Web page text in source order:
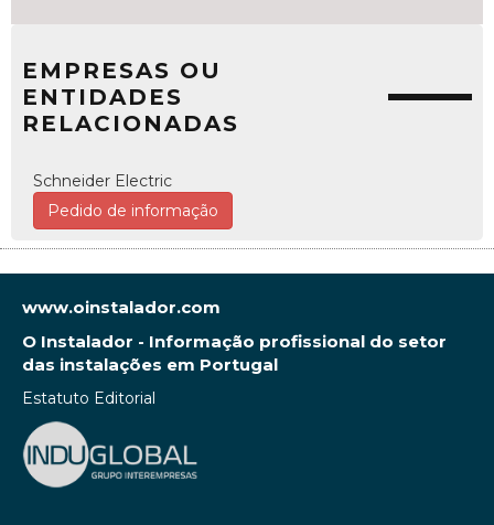
EMPRESAS OU
ENTIDADES
RELACIONADAS
Schneider Electric
Pedido de informação
www.oinstalador.com
O Instalador - Informação profissional do setor
das instalações em Portugal
Estatuto Editorial